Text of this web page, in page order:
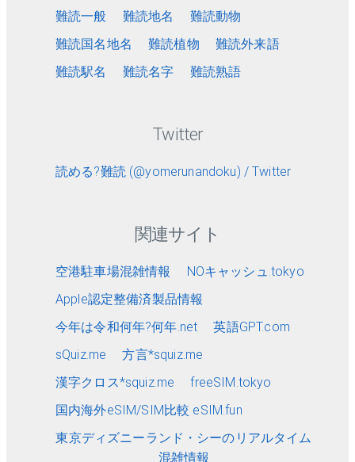
難読一般 難読地名
難読動物
難読国名地名
難読植物
難読外来語
難読駅名
難読名字 難読熟語
Twitter
読める?難読 (@yomerunandoku) / Twitter
関連サイト
空港駐車場混雑情報
NOキャッシュ.tokyo
Apple認定整備済製品情報
今年は令和何年?何年.net
英語GPT.com
sQuiz.me
方言*squiz.me
漢字クロス*squiz.me
freeSIM.tokyo
国内海外eSIM/SIM比較 eSIM.fun
東京ディズニーランド・シーのリアルタイム
混雑情報